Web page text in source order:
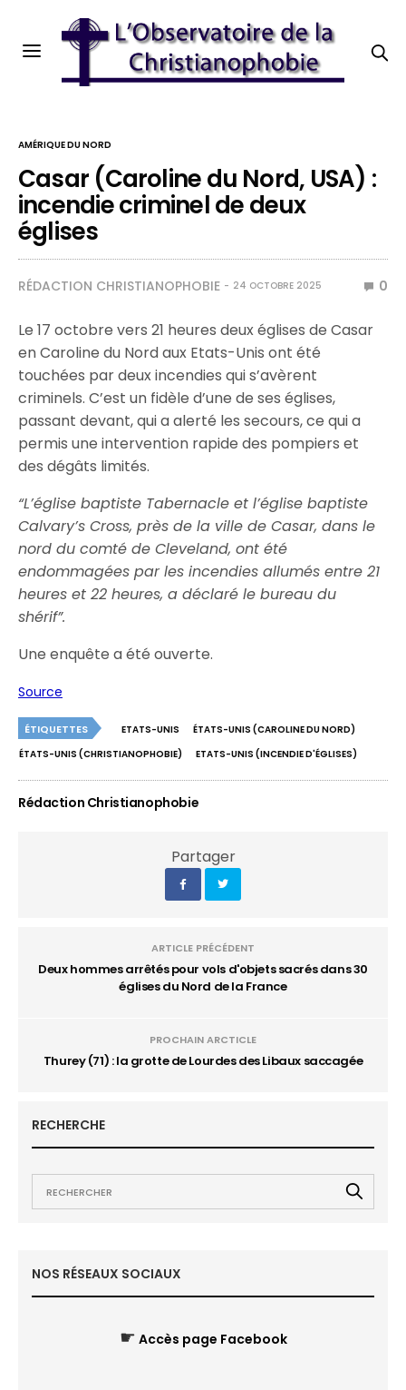
AMÉRIQUE DU NORD
Casar (Caroline du Nord, USA) :
incendie criminel de deux
églises
RÉDACTION CHRISTIANOPHOBIE 24 OCTOBRE 2025 0
Le 17 octobre vers 21 heures deux églises de Casar
en Caroline du Nord aux Etats-Unis ont été
touchées par deux incendies qui s’avèrent
criminels. C’est un fidèle d’une de ses églises,
passant devant, qui a alerté les secours, ce qui a
permis une intervention rapide des pompiers et
des dégâts limités.
“L’église baptiste Tabernacle et l’église baptiste
Calvary’s Cross, près de la ville de Casar, dans le
nord du comté de Cleveland, ont été
endommagées par les incendies allumés entre 21
heures et 22 heures, a déclaré le bureau du
shérif”.
Une enquête a été ouverte.
Source
ÉTIQUETTES ETATS-UNIS
ÉTATS-UNIS (CAROLINE DU NORD)
ÉTATS-UNIS (CHRISTIANOPHOBIE)
ETATS-UNIS (INCENDIE D'ÉGLISES)
Rédaction Christianophobie
Partager
ARTICLE PRÉCÉDENT
Deux hommes arrêtés pour vols d'objets sacrés dans 30
églises du Nord de la France
PROCHAIN ARCTICLE
Thurey (71) : la grotte de Lourdes des Libaux saccagée
RECHERCHE
NOS RÉSEAUX SOCIAUX
☛ Accès page Facebook